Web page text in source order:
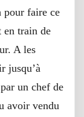
pour faire ce
en train de
A les
jusqu’à
un chef de
avoir vendu